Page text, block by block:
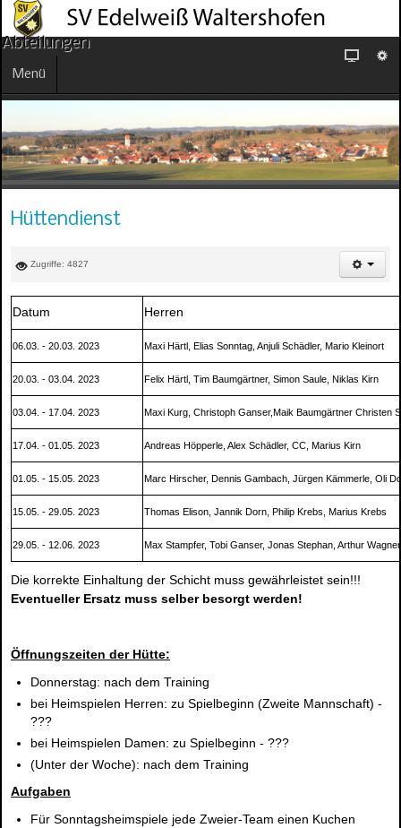
Abteilungen
Menü
Hüttendienst
Zugriffe: 4827
Datum Herren
06.03. - 20.03. 2023 Maxi Härtl, Elias Sonntag, Anjuli Schädler, Mario Kleinort
20.03. - 03.04. 2023 Felix Härtl, Tim Baumgärtner, Simon Saule, Niklas Kirn
03.04. - 17.04. 2023 Maxi Kurg, Christoph Ganser,Maik Baumgärtner Christen
17.04. - 01.05 . 2023 Andreas Höpperle, Alex Schädler, CC, Marius Kirn
01.05. - 15.05. 2023 Marc Hirscher, Dennis Gambach, Jürgen Kämmerle, Oli
15.05. - 29.05. 2023 Thomas Elison, Jannik Dorn, Philip Krebs, Marius Krebs
29.05. - 12.06. 2023 Max Stampfer, Tobi Ganser, Jonas Stephan, Arthur Wagner
Die korrekte Einhaltung der Schicht muss gewährleistet sein!!!
Eventueller Ersatz muss selber besorgt werden!
Öffnungszeiten der Hütte:
Donnerstag: nach dem Training
bei Heimspielen Herren: zu Spielbeginn (Zweite Mannschaft) -
???
bei Heimspielen Damen: zu Spielbeginn - ???
(Unter der Woche): nach dem Training
Aufgaben
Für Sonntagsheimspiele jede Zweier-Team einen Kuchen